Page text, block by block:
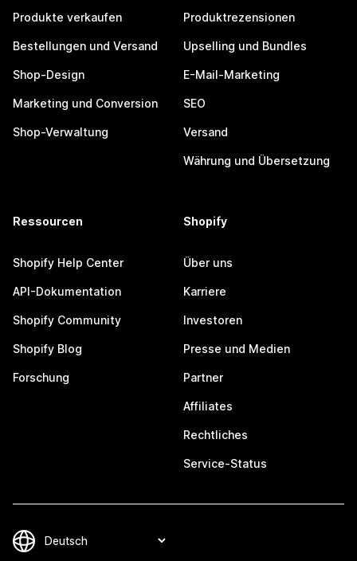
Produkte verkaufen
Bestellungen und Versand
Shop-Design
Marketing und Conversion
Shop-Verwaltung
Produktrezensionen
Upselling und Bundles
E-Mail-Marketing
SEO
Versand
Währung und Übersetzung
Ressourcen
Shopify Help Center
API-Dokumentation
Shopify Community
Shopify Blog
Forschung
Shopify
Über uns
Karriere
Investoren
Presse und Medien
Partner
Affiliates
Rechtliches
Service-Status